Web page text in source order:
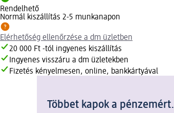
Rendelhető
Normál kiszállítás 2-5 munkanapon
Elérhetőség ellenőrzése a dm üzletben
20 000 Ft -tól ingyenes kiszállítás
Ingyenes visszáru a dm üzletekben
Fizetés kényelmesen, online, bankkártyával
Többet kapok a pénzemért.